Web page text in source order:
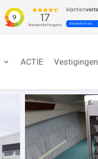
ACTIE Vestigingen